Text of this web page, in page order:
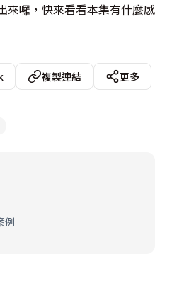
來囉，快來看看本集有什麼感
複製連結
更多
例